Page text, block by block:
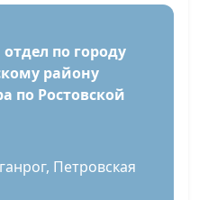
по городу
району
по Ростовской
Петровская